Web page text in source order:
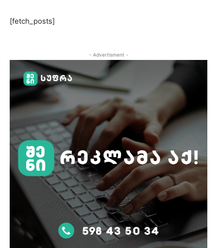
[fetch_posts]
- Advertisment -